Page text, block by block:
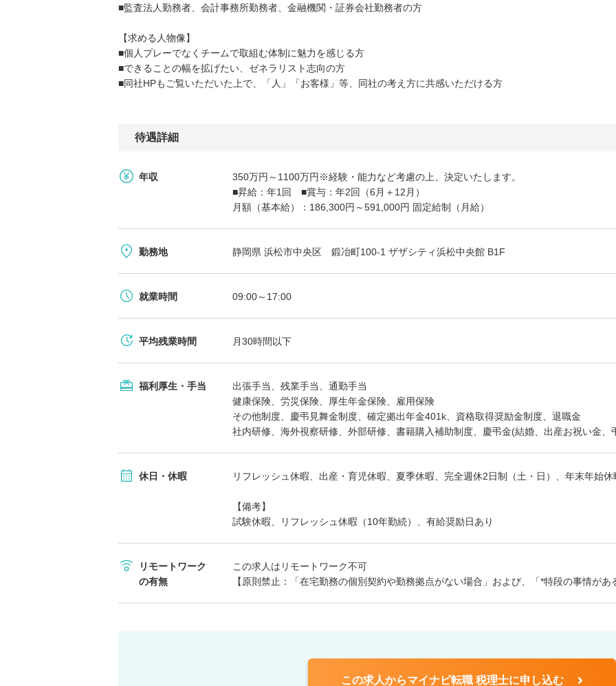
■監査法人勤務者、会計事務所勤務者、金融機関・証券会社勤務者の方
【求める人物像】
■個人プレーでなくチームで取組む体制に魅力を感じる方
■できることの幅を拡げたい、ゼネラリスト志向の方
■同社HPもご覧いただいた上で、「人」「お客様」等、同社の考え方に共感いただける方
待遇詳細
年収
350万円～1100万円※経験・能力など考慮の上、決定いたします。
■昇給：年1回 ■賞与：年2回（6月＋12月）
月額（基本給）：186,300円～591,000円 固定給制（月給）
勤務地 静岡県 浜松市中央区 鍛冶町100-1 ザザシティ浜松中央館 B1F
就業時間 09:00～17:00
平均残業時間 月30時間以下
福利厚生・手当
出張手当、残業手当、通勤手当
健康保険、労災保険、厚生年金保険、雇用保険
その他制度、慶弔見舞金制度、確定拠出年金401k、資格取得奨励金制度、退職金
社内研修、海外視察研修、外部研修、書籍購入補助制度、慶弔金(結婚、出産お祝い金、
休日・休暇 リフレッシュ休暇、出産・育児休暇、夏季休暇、完全週休2日制（土・日）、年末年始
【備考】
試験休暇、リフレッシュ休暇（10年勤続）、有給奨励日あり
リモートワーク
の有無
この求人はリモートワーク不可
【原則禁止：「在宅勤務の個別契約や勤務拠点がない場合」および、「*特段の事情があ
この求人からマイナビ転職 税理士に申し込む